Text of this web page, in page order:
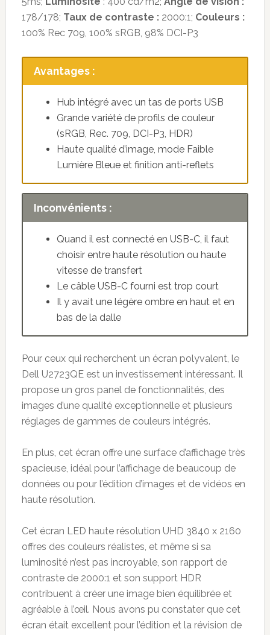
178/178; Taux de contraste : 2000:1; Couleurs :
100% Rec 709, 100% sRGB, 98% DCI-P3
Avantages :
Hub intégré avec un tas de ports USB
Grande variété de profils de couleur
(sRGB, Rec. 709, DCI-P3, HDR)
Haute qualité d’image, mode Faible
Lumière Bleue et finition anti-reflets
Inconvénients :
Quand il est connecté en USB-C, il faut
choisir entre haute résolution ou haute
vitesse de transfert
Le câble USB-C fourni est trop court
Il y avait une légère ombre en haut et en
bas de la dalle
Pour ceux qui recherchent un écran polyvalent, le
Dell U2723QE est un investissement intéressant. Il
propose un gros panel de fonctionnalités, des
images d’une qualité exceptionnelle et plusieurs
réglages de gammes de couleurs intégrés.
En plus, cet écran offre une surface d’affichage très
spacieuse, idéal pour l’affichage de beaucoup de
données ou pour l’édition d’images et de vidéos en
haute résolution.
Cet écran LED haute résolution UHD 3840 x 2160
offres des couleurs réalistes, et même si sa
luminosité n’est pas incroyable, son rapport de
contraste de 2000:1 et son support HDR
contribuent à créer une image bien équilibrée et
agréable à l’œil. Nous avons pu constater que cet
écran était excellent pour l’édition et la révision de